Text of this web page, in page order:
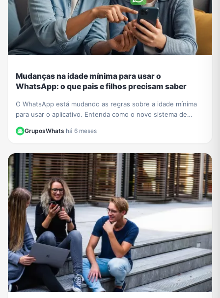
Mudanças na idade mínima para usar o
WhatsApp: o que pais e filhos precisam saber
O WhatsApp está mudando as regras sobre a idade mínima
para usar o aplicativo. Entenda como o novo sistema de
contas supervisionadas para crianças vai funcionar.
GruposWhats·há 6 meses